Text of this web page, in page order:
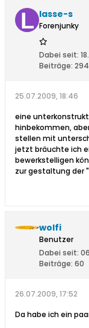
lasse-s
Forenjunky
Dabei seit:
Beiträge:
25.07.2009, 18:46
eine
hinbekommen,
stellen mit
jetzt bräuchte ich
bewerkstelligen
zur gestaltung der
wolfi
Benutzer
Dabei seit:
Beiträge: 60
26.07.2009, 17:52
Da habe ich ein